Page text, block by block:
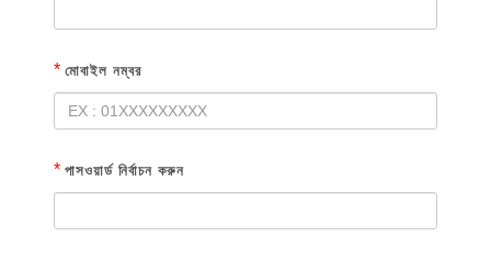
* মোবাইল নম্বর
* পাসওয়ার্ড নির্বাচন করুন